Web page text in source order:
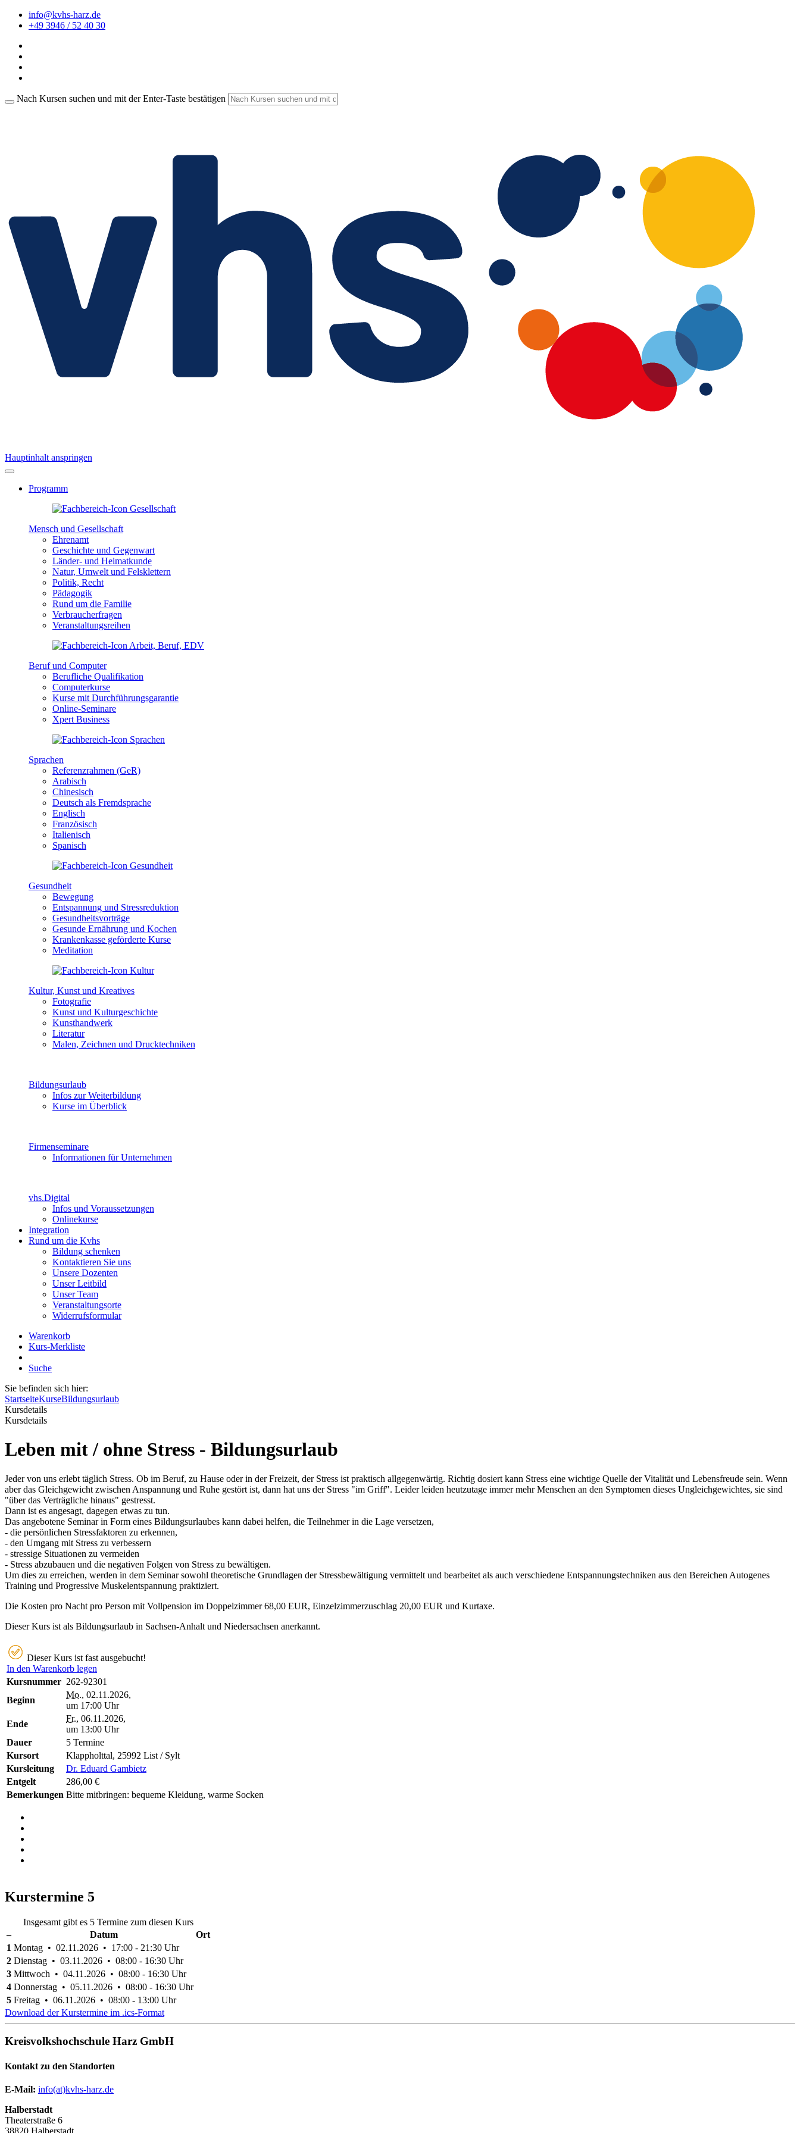
info@kvhs-harz.de
+49 3946 / 52 40 30
Nach Kursen suchen und mit der Enter-Taste bestätigen
Hauptinhalt anspringen
Programm
Mensch und Gesellschaft
Ehrenamt
Geschichte und Gegenwart
Länder- und Heimatkunde
Natur, Umwelt und Felsklettern
Politik, Recht
Pädagogik
Rund um die Familie
Verbraucherfragen
Veranstaltungsreihen
Beruf und Computer
Berufliche Qualifikation
Computerkurse
Kurse mit Durchführungsgarantie
Online-Seminare
Xpert Business
Sprachen
Referenzrahmen (GeR)
Arabisch
Chinesisch
Deutsch als Fremdsprache
Englisch
Französisch
Italienisch
Spanisch
Gesundheit
Bewegung
Entspannung und Stressreduktion
Gesundheitsvorträge
Gesunde Ernährung und Kochen
Krankenkasse geförderte Kurse
Meditation
Kultur, Kunst und Kreatives
Fotografie
Kunst und Kulturgeschichte
Kunsthandwerk
Literatur
Malen, Zeichnen und Drucktechniken
Bildungsurlaub
Infos zur Weiterbildung
Kurse im Überblick
Firmenseminare
Informationen für Unternehmen
vhs.Digital
Infos und Voraussetzungen
Onlinekurse
Integration
Rund um die Kvhs
Bildung schenken
Kontaktieren Sie uns
Unsere Dozenten
Unser Leitbild
Unser Team
Veranstaltungsorte
Widerrufsformular
Warenkorb
Kurs-Merkliste
Suche
Sie befinden sich hier:
StartseiteKurseBildungsurlaub
Kursdetails
Kursdetails
Leben mit / ohne Stress - Bildungsurlaub
Jeder von uns erlebt täglich Stress. Ob im Beruf, zu Hause oder in der Freizeit, der Stress ist praktisch allgegenwärtig. Richtig dosiert kann Stress eine wichtige Quelle der Vitalität und Lebensfreude sein. Wenn
aber das Gleichgewicht zwischen Anspannung und Ruhe gestört ist, dann hat uns der Stress "im Griff". Leider leiden heutzutage immer mehr Menschen an den Symptomen dieses Ungleichgewichtes, sie sind
"über das Verträgliche hinaus" gestresst.
Dann ist es angesagt, dagegen etwas zu tun.
Das angebotene Seminar in Form eines Bildungsurlaubes kann dabei helfen, die Teilnehmer in die Lage versetzen,
- die persönlichen Stressfaktoren zu erkennen,
- den Umgang mit Stress zu verbessern
- stressige Situationen zu vermeiden
- Stress abzubauen und die negativen Folgen von Stress zu bewältigen.
Um dies zu erreichen, werden in dem Seminar sowohl theoretische Grundlagen der Stressbewältigung vermittelt und bearbeitet als auch verschiedene Entspannungstechniken aus den Bereichen Autogenes
Training und Progressive Muskelentspannung praktiziert.
Die Kosten pro Nacht pro Person mit Vollpension im Doppelzimmer 68,00 EUR, Einzelzimmerzuschlag 20,00 EUR und Kurtaxe.
Dieser Kurs ist als Bildungsurlaub in Sachsen-Anhalt und Niedersachsen anerkannt.
Dieser Kurs ist fast ausgebucht!
In den Warenkorb legen
Kursnummer 262-92301
Beginn
Mo., 02.11.2026,
um 17:00 Uhr
Ende
Fr., 06.11.2026,
um 13:00 Uhr
Dauer
5 Termine
Kursort
Klappholttal, 25992 List / Sylt
Kursleitung
Dr. Eduard Gambietz
Entgelt
286,00 €
Bemerkungen Bitte mitbringen: bequeme Kleidung, warme Socken
Kurstermine 5
Insgesamt gibt es 5 Termine zum diesen Kurs
–
Datum
Ort
1 Montag • 02.11.2026 • 17:00 - 21:30 Uhr
2 Dienstag • 03.11.2026 • 08:00 - 16:30 Uhr
3 Mittwoch • 04.11.2026 • 08:00 - 16:30 Uhr
4 Donnerstag • 05.11.2026 • 08:00 - 16:30 Uhr
5 Freitag • 06.11.2026 • 08:00 - 13:00 Uhr
Download der Kurstermine im .ics-Format
Kreisvolkshochschule Harz GmbH
Kontakt zu den Standorten
E-Mail: info(at)kvhs-harz.de
Halberstadt
Theaterstraße 6
38820 Halberstadt